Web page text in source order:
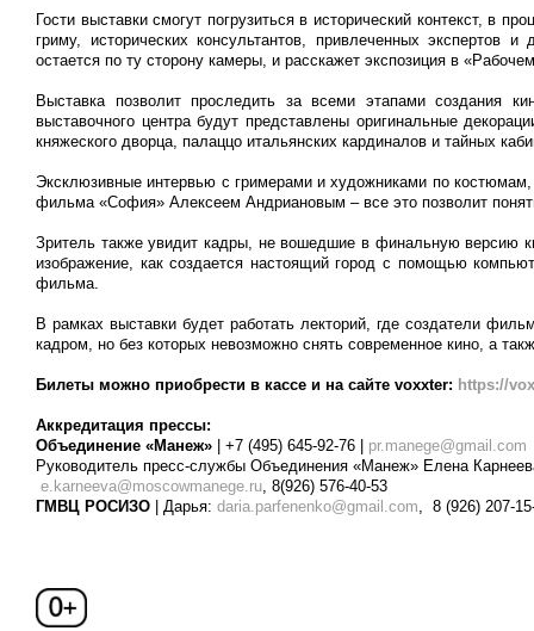
Гости выставки смогут погрузиться в исторический контекст, в
гриму, исторических консультантов, привлеченных
остается по ту сторону камеры, и расскажет экспозиция в
Выставка позволит проследить за всеми этапами создания
выставочного центра будут представлены оригинальные
княжеского дворца, палаццо итальянских кардиналов и тайных
Эксклюзивные интервью с гримерами и художниками по
фильма «София» Алексеем Андриановым – все это позволит
Зритель также увидит кадры, не вошедшие в финальную версию
изображение, как создается настоящий город с помощью
фильма.
В рамках выставки будет работать лекторий, где создатели
кадром, но без которых невозможно снять современное кино, а
Билеты можно приобрести в кассе и на сайте voxxter: https://
Аккредитация прессы:
Объединение «Манеж» | +7 (495) 645-92-76 | pr.manege@gmail.com
Руководитель пресс-службы Объединения «Манеж» Елена
e.karneeva@moscowmanege.ru, 8(926) 576-40-53
ГМВЦ РОСИЗО
| Дарья: daria.parfenenko@gmail.com, 8 (926) 207-